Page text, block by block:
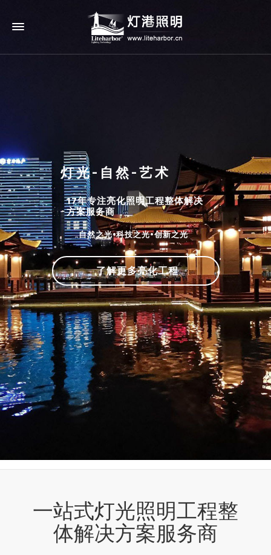
灯光-自然-艺术
17年专注亮化照明工程整体解决
方案服务商
自然之光•科技之光•创新之光
了解更多亮化工程
一站式灯光照明工程整
体解决方案服务商